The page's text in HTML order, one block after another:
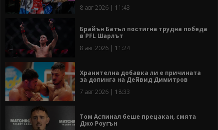
8 авг 2026 | 11:43
Брайън Батъл постигна трудна победа
в PFL Шарлът
8 авг 2026 | 11:24
Хранителна добавка ли е причината
за допинга на Дейвид Димитров
7 авг 2026 | 18:33
Том Аспинал беше прецакан, смята
Джо Роугън